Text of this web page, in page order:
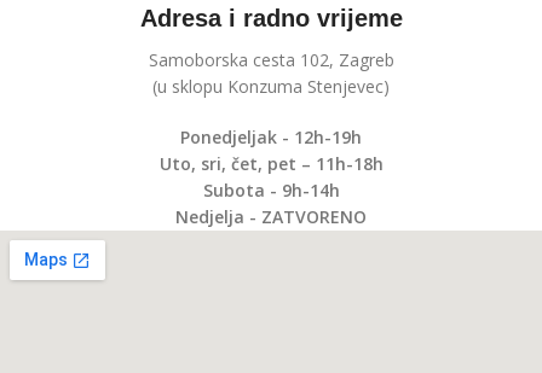
Adresa i radno vrijeme
Samoborska cesta 102, Zagreb
(u sklopu Konzuma Stenjevec)
Ponedjeljak - 12h-19h
Uto, sri, čet, pet – 11h-18h
Subota - 9h-14h
Nedjelja - ZATVORENO